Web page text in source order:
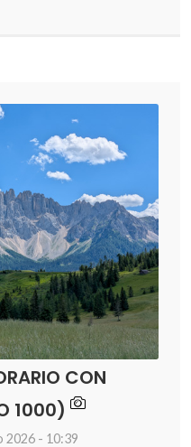
CON
1000)
2026 - 10:39